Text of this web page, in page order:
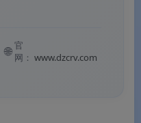
🌐官
网：www.dzcrv.com